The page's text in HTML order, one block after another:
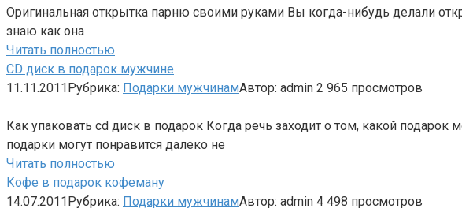
Оригинальная открытка парню своими руками Вы когда-нибудь делали
знаю как она
Читать полностью
CD диск в подарок мужчине
11.11.2011Рубрика: Подарки мужчинамАвтор: admin 2 965 просмотров
Как упаковать cd диск в подарок Когда речь заходит о том, какой
подарки могут понравится далеко не
Читать полностью
Кофе в подарок кофеману
14.07.2011Рубрика: Подарки мужчинамАвтор: admin 4 498 просмотров